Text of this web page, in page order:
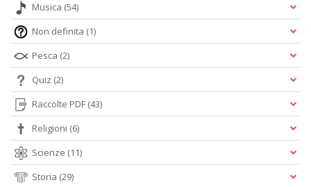
Musica (54)
Non definita (1)
Pesca (2)
Quiz (2)
Raccolte PDF (43)
Religioni (6)
Scienze (11)
Storia (29)